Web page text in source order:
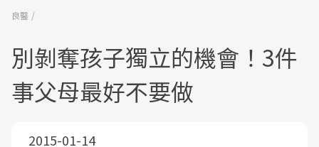
良醫
別剝奪孩子獨立的機會！3件
事父母最好不要做
2015-01-14